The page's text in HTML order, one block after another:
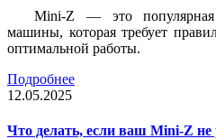
Mini-Z — это популярная
машины, которая требует
оптимальной работы.
Подробнее
12.05.2025
Что делать, если ваш Mini-Z не